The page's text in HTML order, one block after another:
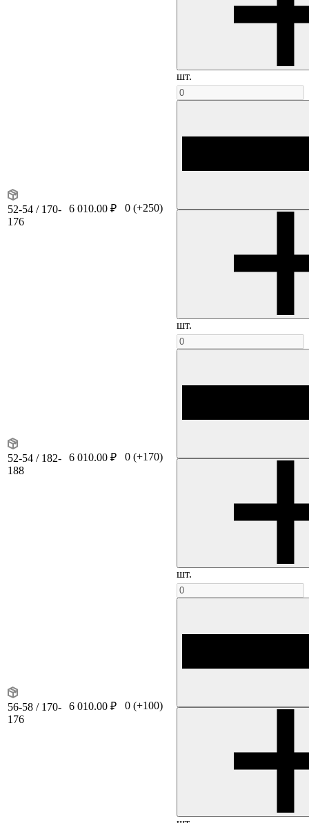
шт.
52-54 / 170-
176
6 010.00 ₽ 0 (+250)
шт.
52-54 / 182-
188
6 010.00 ₽ 0 (+170)
шт.
56-58 / 170-
176
6 010.00 ₽ 0 (+100)